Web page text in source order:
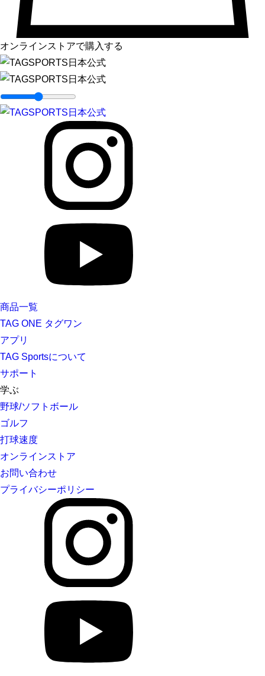
オンラインストアで購入する
商品一覧
TAG ONE タグワン
アプリ
TAG Sportsについて
サポート
学ぶ
野球/ソフトボール
ゴルフ
打球速度
オンラインストア
お問い合わせ
プライバシーポリシー